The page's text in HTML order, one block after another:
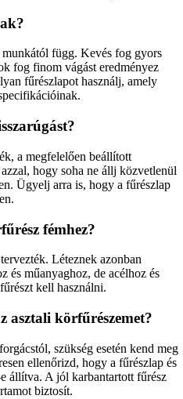
munkától függ. Kevés fog gyors
fog finom vágást eredményez
fűrészlapot használj, amely
a megfelelően beállított
hogy soha ne állj közvetlenül
Ügyelj arra is, hogy a fűrészlap
fémhez?
Léteznek azonban
és műanyaghoz, de acélhoz és
kell használni.
asztali körfűrészemet?
szükség esetén kend meg
ellenőrizd, hogy a fűrészlap és
állítva. A jól karbantartott fűrész
biztosít.